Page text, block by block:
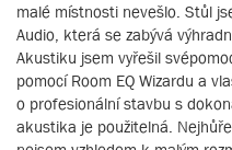
malé místnosti nevešlo. Stůl
Audio, která se zabývá
Akustiku jsem vyřešil
pomocí Room EQ Wizardu a
o profesionální stavbu s
akustika je použitelná.